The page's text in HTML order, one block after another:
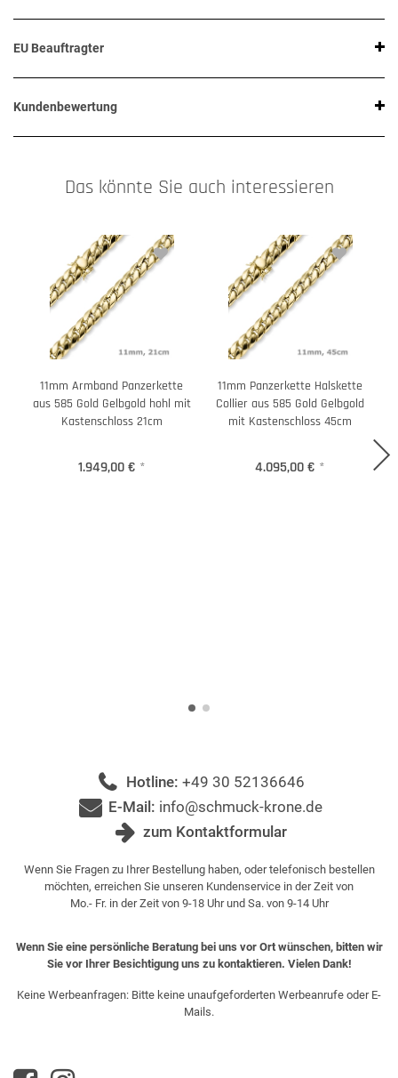
EU Beauftragter
Kundenbewertung
Das könnte Sie auch interessieren
11mm Armband Panzerkette
aus 585 Gold Gelbgold hohl mit
Kastenschloss 21cm
1.949,00 € *
11mm Panzerkette Halskette
Collier aus 585 Gold Gelbgold
mit Kastenschloss 45cm
4.095,00 € *
Hotline: +49 30 52136646
E-Mail: info@schmuck-krone.de
zum Kontaktformular
Wenn Sie Fragen zu Ihrer Bestellung haben, oder telefonisch bestellen
möchten, erreichen Sie unseren Kundenservice in der Zeit von
Mo.- Fr. in der Zeit von 9-18 Uhr und Sa. von 9-14 Uhr
Wenn Sie eine persönliche Beratung bei uns vor Ort wünschen, bitten wir
Sie vor Ihrer Besichtigung uns zu kontaktieren. Vielen Dank!
Keine Werbeanfragen: Bitte keine unaufgeforderten Werbeanrufe oder E-
Mails.